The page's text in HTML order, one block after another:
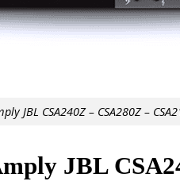
JBL CSA240Z – CSA280Z –
JBL